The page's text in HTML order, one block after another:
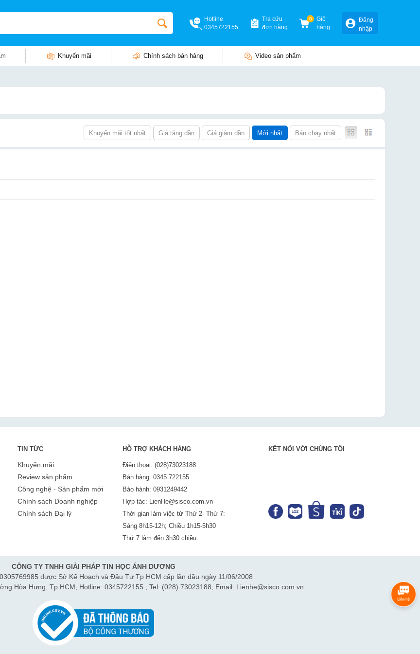
Hotline
0345722155
Tra cứu
đơn hàng
0
Giỏ
hàng
Đăng
nhập
Khuyến mãi Chính sách bán hàng Video sản phẩm
Khuyến mãi tốt nhất Giá tăng dần Giá giảm dần Mới nhất Bán chạy nhất
TIN TỨC
Khuyến mãi
Review sản phẩm
Công nghệ - Sản phẩm mới
Chính sách Doanh nghiệp
Chính sách Đại lý
HỖ TRỢ KHÁCH HÀNG
Điện thoai: (028)73023188
Bán hàng: 0345 722155
Bảo hành: 0931249442
Hợp tác: LienHe@sisco.com.vn
Thời gian làm việc từ Thứ 2- Thứ 7:
Sáng 8h15-12h; Chiều 1h15-5h30
Thứ 7 làm đến 3h30 chiều.
KẾT NỐI VỚI CHÚNG TÔI
CÔNG TY TNHH GIẢI PHÁP TIN HỌC ÁNH DƯƠNG
được Sở Kế Hoạch và Đầu Tư Tp HCM cấp lần đầu ngày 11/06/2008
Hòa Hưng, Tp HCM; Hotline: 0345722155 ; Tel: (028) 73023188; Email: Lienhe@sisco.com.vn